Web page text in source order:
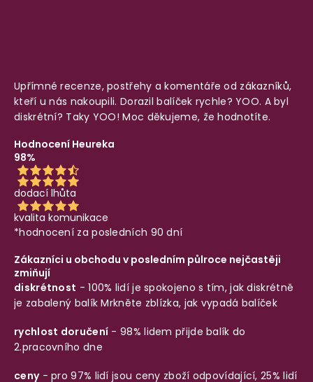
Upřímné recenze, postřehy a komentáře od zákazníků,
kteří u nás nakoupili. Dorazil balíček rychle? YOO. A byl
diskrétní? Taky YOO! Moc děkujeme, že hodnotíte.
Hodnocení Heureka
98%
dodací lhůta
kvalita komunikace
*hodnocení za posledních 90 dní
Zákazníci u obchodu v posledním půlroce nejčastěji
zmiňují
diskrétnost - 100% lidí je spokojeno s tím, jak diskrétně
je zabalený balíkMrkněte zblízka, jak vypadá balíček
rychlost doručení - 98% lidem přijde balík do
2.pracovního dne
ceny- pro 97% lidí jsou ceny zboží odpovídající, 25% lidí